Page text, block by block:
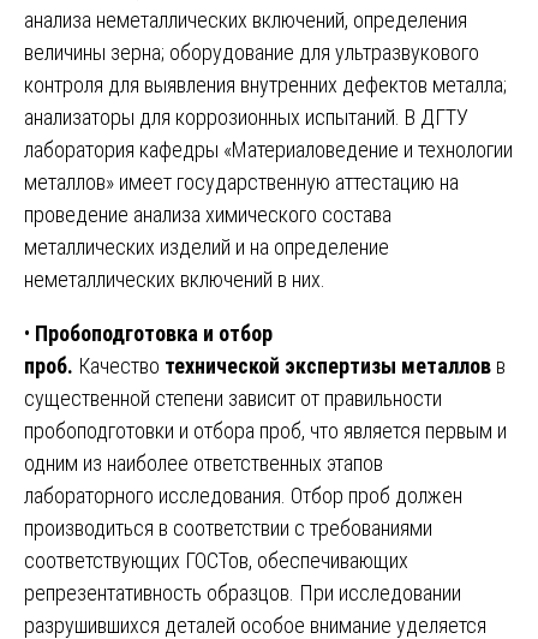
анализа неметаллических включений, определения
величины зерна; оборудование для ультразвукового
контроля для выявления внутренних дефектов металла;
анализаторы для коррозионных испытаний. В ДГТУ
лаборатория кафедры «Материаловедение и технологии
металлов» имеет государственную аттестацию на
проведение анализа химического состава
металлических изделий и на определение
неметаллических включений в них.
• Пробоподготовка и отбор
проб. Качество технической экспертизы металлов в
существенной степени зависит от правильности
пробоподготовки и отбора проб, что является первым и
одним из наиболее ответственных этапов
лабораторного исследования. Отбор проб должен
производиться в соответствии с требованиями
соответствующих ГОСТов, обеспечивающих
репрезентативность образцов. При исследовании
разрушившихся деталей особое внимание уделяется